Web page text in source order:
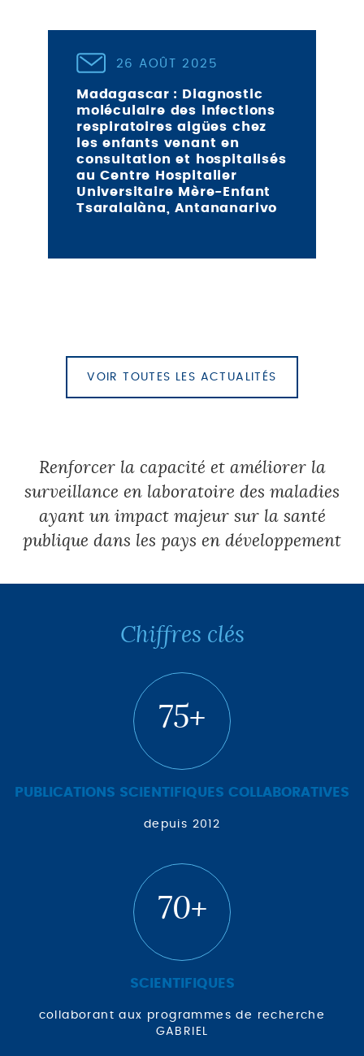
26 AOÛT 2025
Madagascar : Diagnostic
moléculaire des infections
respiratoires aigües chez
les enfants venant en
consultation et hospitalisés
au Centre Hospitalier
Universitaire Mère-Enfant
Tsaralalàna, Antananarivo
VOIR TOUTES LES ACTUALITÉS
Renforcer la capacité et améliorer la
surveillance en laboratoire des maladies
ayant un impact majeur sur la santé
publique dans les pays en développement
Chiffres clés
75+
PUBLICATIONS SCIENTIFIQUES COLLABORATIVES
depuis 2012
70+
SCIENTIFIQUES
collaborant aux programmes de recherche
GABRIEL